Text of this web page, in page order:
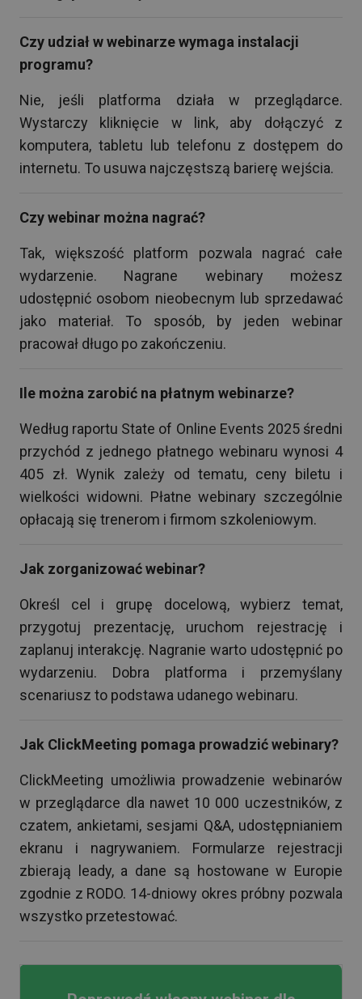
Czy udział w webinarze wymaga instalacji
programu?
Nie, jeśli platforma działa w przeglądarce.
Wystarczy kliknięcie w link, aby dołączyć z
komputera, tabletu lub telefonu z dostępem do
internetu. To usuwa najczęstszą barierę wejścia.
Czy webinar można nagrać?
Tak, większość platform pozwala nagrać całe
wydarzenie. Nagrane webinary możesz
udostępnić osobom nieobecnym lub sprzedawać
jako materiał. To sposób, by jeden webinar
pracował długo po zakończeniu.
Ile można zarobić na płatnym webinarze?
Według raportu State of Online Events 2025 średni
przychód z jednego płatnego webinaru wynosi 4
405 zł. Wynik zależy od tematu, ceny biletu i
wielkości widowni. Płatne webinary szczególnie
opłacają się trenerom i firmom szkoleniowym.
Jak zorganizować webinar?
Określ cel i grupę docelową, wybierz temat,
przygotuj prezentację, uruchom rejestrację i
zaplanuj interakcję. Nagranie warto udostępnić po
wydarzeniu. Dobra platforma i przemyślany
scenariusz to podstawa udanego webinaru.
Jak ClickMeeting pomaga prowadzić webinary?
ClickMeeting umożliwia prowadzenie webinarów
w przeglądarce dla nawet 10 000 uczestników, z
czatem, ankietami, sesjami Q&A, udostępnianiem
ekranu i nagrywaniem. Formularze rejestracji
zbierają leady, a dane są hostowane w Europie
zgodnie z RODO. 14-dniowy okres próbny pozwala
wszystko przetestować.